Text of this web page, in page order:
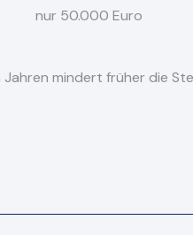
Euro
mindert früher die